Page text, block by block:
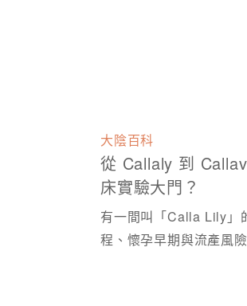
大陰百科
從 Callaly 到
床實驗大門？
有一間叫「Calla Lily」
程、懷孕早期與流產風